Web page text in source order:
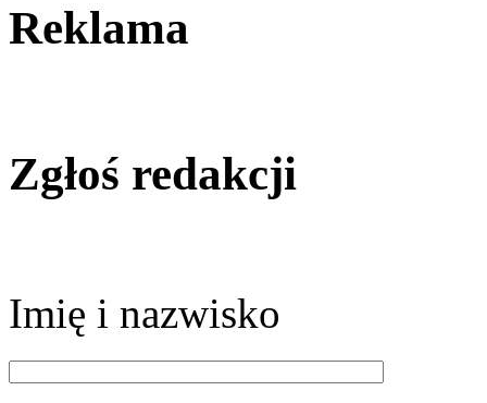
Reklama
Zgłoś redakcji
Imię i nazwisko